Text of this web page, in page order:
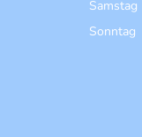
Samstag
Sonntag